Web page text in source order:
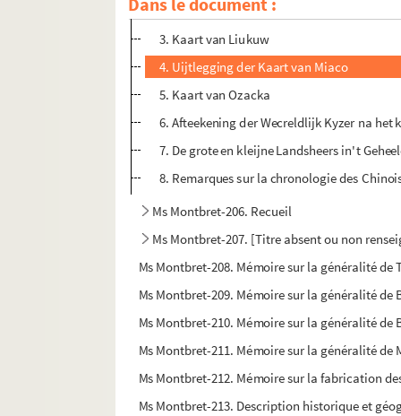
2. Explication de la nouvelle carte de
3. Kaart van Liukuw
4. Uijtlegging der Kaart van Miaco
5. Kaart van Ozacka
6. Afteekening der Wecreldlijk Kyzer na het
7. De grote en kleijne Landsheers in't
8. Remarques sur la chronologie des
Ms Montbret-206. Recueil
Ms Montbret-207. [Titre absent ou non
Ms Montbret-208. Mémoire sur la généralité de
Ms Montbret-209. Mémoire sur la généralité
Ms Montbret-210. Mémoire sur la généralité de
Ms Montbret-211. Mémoire sur la généralité de
Ms Montbret-212. Mémoire sur la fabrication
Ms Montbret-213. Description historique et